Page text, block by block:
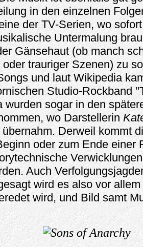
in den einzelnen
der TV-Serien, wo
Untermalung
Gänsehaut (ob manch
trauriger Szenen) zu
und laut Wikipedia
Studio-Rockband
wurden sogar in den
wo Darstellerin
Derweil kommt
oder zum Ende einer
Auch
wird es also vor
wird, und Bild samt